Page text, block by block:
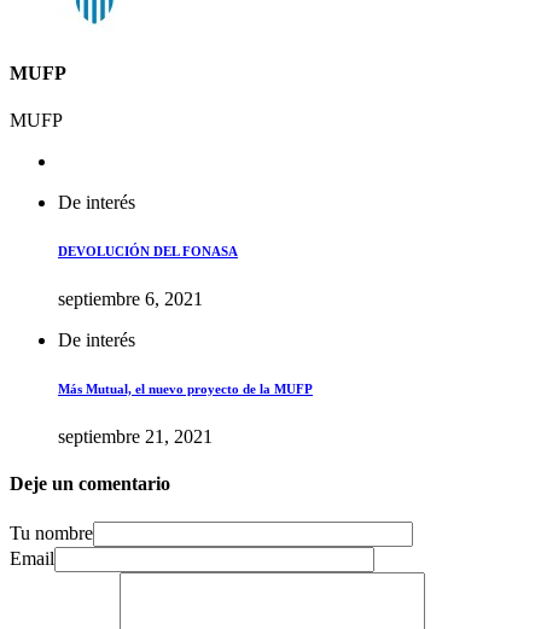
MUFP
MUFP
De interés
DEVOLUCIÓN DEL FONASA
septiembre 6, 2021
De interés
Más Mutual, el nuevo proyecto de la MUFP
septiembre 21, 2021
Deje un comentario
Tu nombre
Email